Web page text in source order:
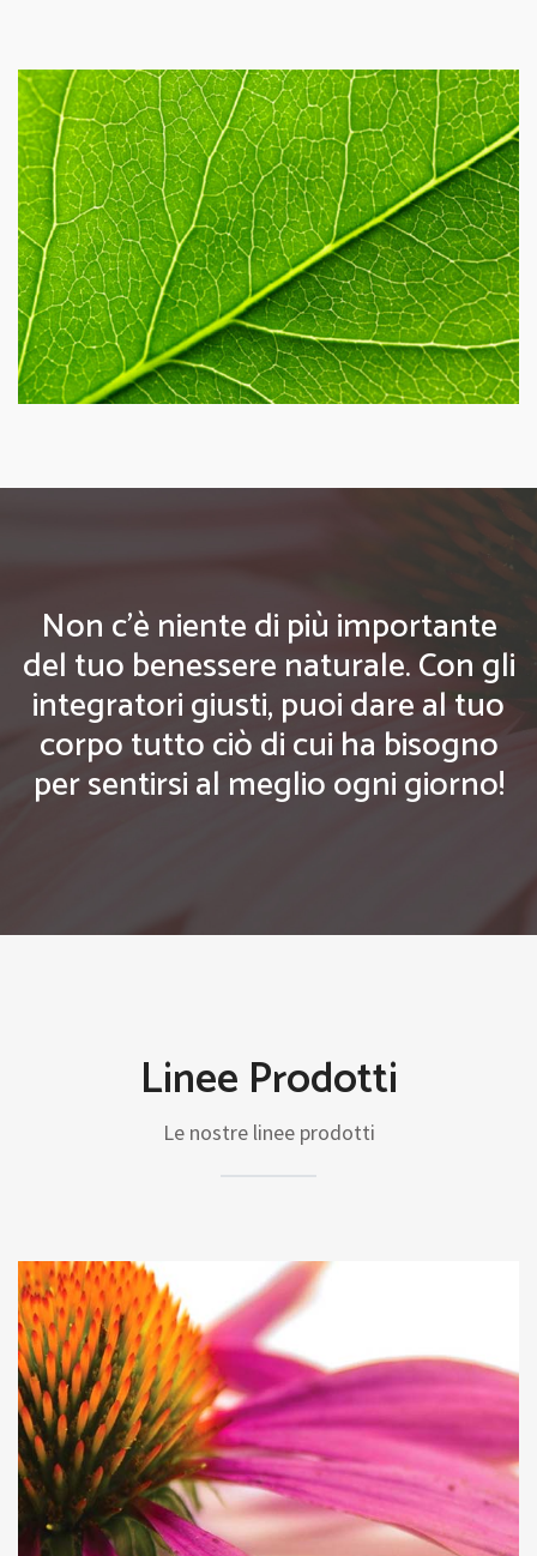
Non c'è niente di più importante
del tuo benessere naturale. Con gli
integratori giusti, puoi dare al tuo
corpo tutto ciò di cui ha bisogno
per sentirsi al meglio ogni giorno!
Linee Prodotti
Le nostre linee prodotti